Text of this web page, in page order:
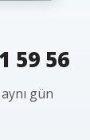
59 56
gün